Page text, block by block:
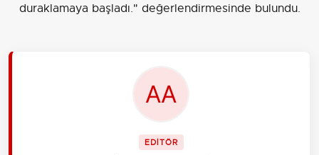
duraklamaya başladı." değerlendirmesinde bulundu.
EDİTÖR